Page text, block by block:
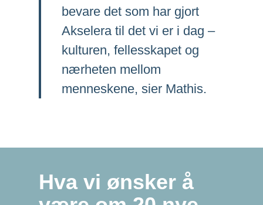
bevare det som har gjort
Akselera til det vi er i dag –
kulturen, fellesskapet og
nærheten mellom
menneskene, sier Mathis.
Hva vi ønsker å